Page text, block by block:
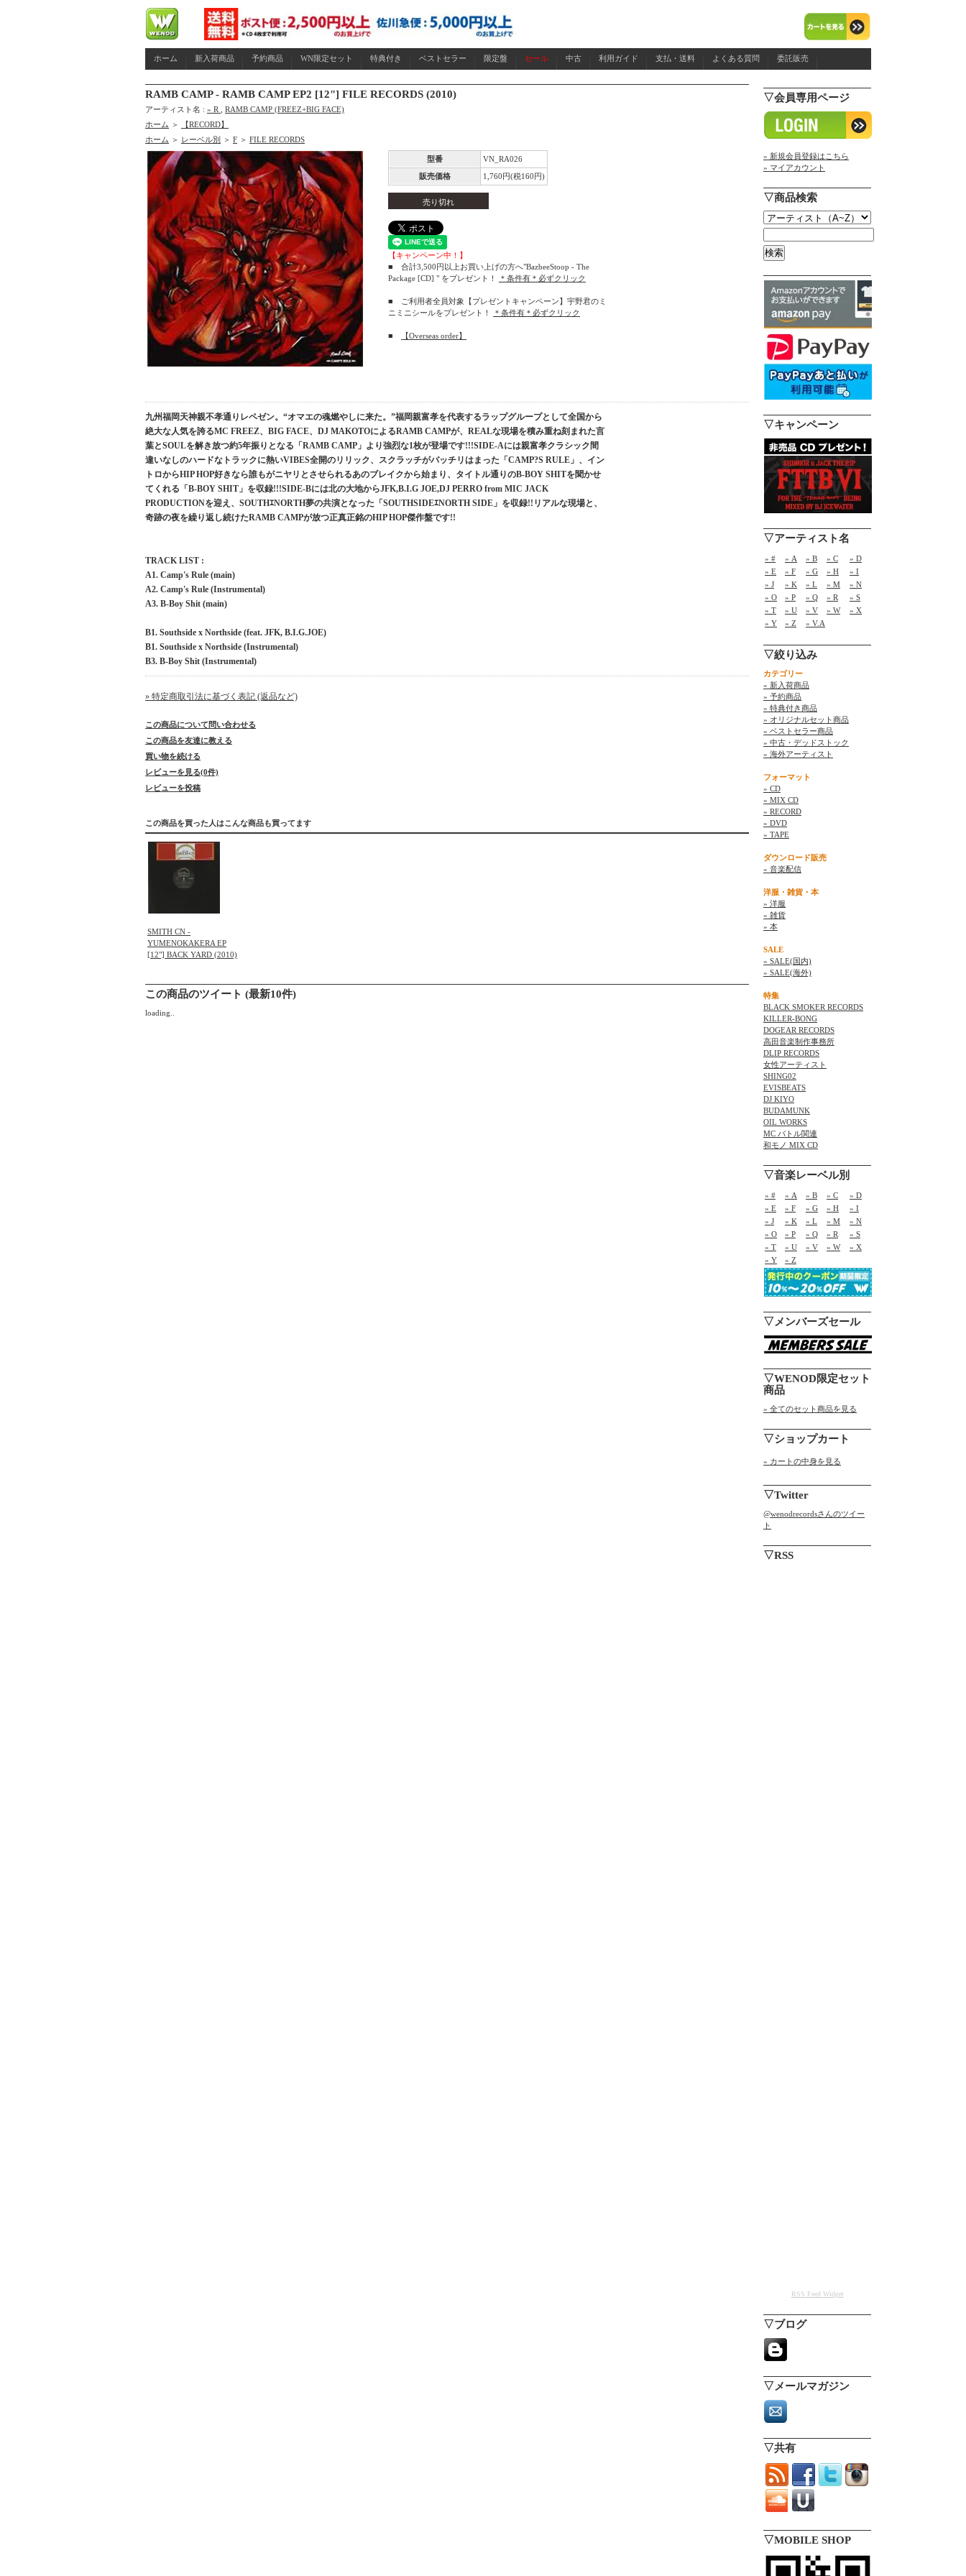
ホーム 新入荷商品 予約商品 WN限定セット 特典付き ベストセラー 限定盤 セール 中古 利用ガイド 支払・送料 よくある質問 委託販売
RAMB CAMP - RAMB CAMP EP2 [12"] FILE RECORDS (2010)
アーティスト名 : » R
RAMB CAMP (FREEZ+BIG FACE)
ホーム ＞
【RECORD】
ホーム ＞ レーベル別 ＞ F ＞ FILE RECORDS
型番
VN_RA026
販売価格
1,760円(税160円)
売り切れ
【キャンペーン中！】
■ 合計3,500円以上お買い上げの方へ"BazbeeStoop - The
Package [CD] " をプレゼント！
＊条件有＊必ずクリック
■ ご利用者全員対象【プレゼントキャンペーン】宇野君のミ
ニミニシールをプレゼント！
＊条件有＊必ずクリック
■ 【Overseas order】
九州福岡天神親不孝通りレペゼン。“オマエの魂燃やしに来た。”福岡親富孝を代表するラップグループとして全国から
絶大な人気を誇るMC FREEZ、BIG FACE、DJ MAKOTOによるRAMB CAMPが、REALな現場を積み重ね刻まれた言
葉とSOULを解き放つ約5年振りとなる「RAMB CAMP」より強烈な1枚が登場です!!!SIDE-Aには親富孝クラシック間
違いなしのハードなトラックに熱いVIBES全開のリリック、スクラッチがバッチリはまった「CAMP?S RULE」、イン
トロからHIP HOP好きなら誰もがニヤリとさせられるあのブレイクから始まり、タイトル通りのB-BOY SHITを聞かせ
てくれる「B-BOY SHIT」を収録!!!SIDE-Bには北の大地からJFK,B.I.G JOE,DJ PERRO from MIC JACK
PRODUCTIONを迎え、SOUTHｴNORTH夢の共演となった「SOUTHSIDEｴNORTH SIDE」を収録!!リアルな現場と、
奇跡の夜を繰り返し続けたRAMB CAMPが放つ正真正銘のHIP HOP傑作盤です!!
TRACK LIST :
A1. Camp's Rule (main)
A2. Camp's Rule (Instrumental)
A3. B-Boy Shit (main)
B1. Southside x Northside (feat. JFK, B.I.G.JOE)
B1. Southside x Northside (Instrumental)
B3. B-Boy Shit (Instrumental)
» 特定商取引法に基づく表記 (返品など)
この商品について問い合わせる
この商品を友達に教える
買い物を続ける
レビューを見る(0件)
レビューを投稿
この商品を買った人はこんな商品も買ってます
SMITH CN -
YUMENOKAKERA EP
[12"] BACK YARD (2010)
この商品のツイート (最新10件)
loading..
▽会員専用ページ
» 新規会員登録はこちら
» マイアカウント
▽商品検索
▽キャンペーン
▽アーティスト名
» # » A » B » C
» D
» E
» F » G » H
» I
» J
» K » L » M
» N
» O
» P » Q » R
» S
» T
» U » V » W
» X
» Y
» Z » V.A
▽絞り込み
カテゴリー
» 新入荷商品
» 予約商品
» 特典付き商品
» オリジナルセット商品
» ベストセラー商品
» 中古・デッドストック
» 海外アーティスト
フォーマット
» CD
» MIX CD
» RECORD
» DVD
» TAPE
ダウンロード販売
» 音楽配信
洋服・雑貨・本
» 洋服
» 雑貨
» 本
SALE
» SALE(国内)
» SALE(海外)
特集
BLACK SMOKER RECORDS
KILLER-BONG
DOGEAR RECORDS
高田音楽制作事務所
DLIP RECORDS
女性アーティスト
SHING02
EVISBEATS
DJ KIYO
BUDAMUNK
OIL WORKS
MC バトル関連
和モノ MIX CD
▽音楽レーベル別
» # » A » B » C
» D
» E
» F » G » H
» I
» J
» K » L » M
» N
» O
» P » Q » R
» S
» T
» U » V » W
» X
» Y
» Z
▽メンバーズセール
▽WENOD限定セット
商品
» 全てのセット商品を見る
▽ショップカート
» カートの中身を見る
▽Twitter
@wenodrecordsさんのツイー
ト
▽RSS
RSS Feed Widget
▽ブログ
▽メールマガジン
▽共有
▽MOBILE SHOP